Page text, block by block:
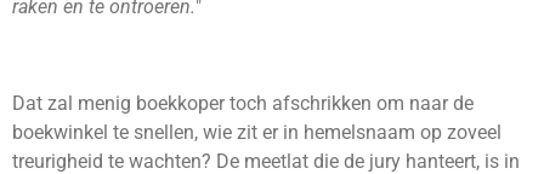
raken en te ontroeren."
Dat zal menig boekkoper toch afschrikken om naar de
boekwinkel te snellen, wie zit er in hemelsnaam op zoveel
treurigheid te wachten? De meetlat die de jury hanteert, is in